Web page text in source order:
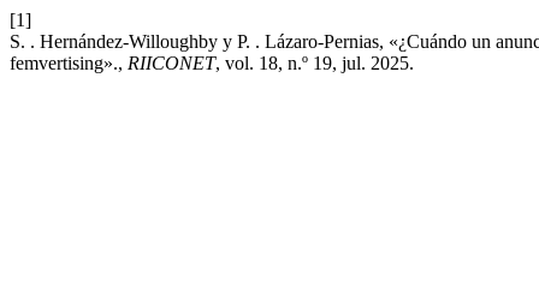
[1]
S. . Hernández-Willoughby y P. . Lázaro-Pernias, «¿Cuándo un
femvertising»., RIICONET, vol. 18, n.º 19, jul. 2025.